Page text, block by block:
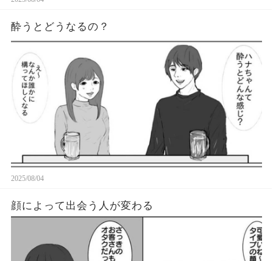
酔うとどうなるの？
2025/08/04
顔によって出会う人が変わる